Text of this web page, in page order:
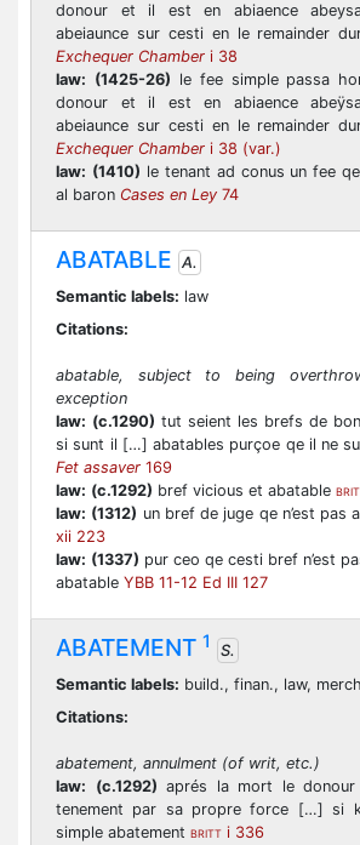
donour et il est en abiaence
abeiaunce sur cesti en le remainder
Exchequer Chamber i 38
law: (1425-26) le fee simple passa
donour et il est en abiaence
abeiaunce sur cesti en le remainder
Exchequer Chamber i 38 (var.)
law: (1410) le tenant ad conus un fee
al baron Cases en Ley 74
ABATABLE A.
Semantic labels: law
Citations:
abatable, subject to being
exception
law: (c.1290) tut seient les brefs de
si sunt il […] abatables purçoe qe il ne
Fet assaver 169
law: (c.1292) bref vicious et abatable
law: (1312) un bref de juge qe n’est pas
xii 223
law: (1337) pur ceo qe cesti bref n’est
abatable YBB 11-12 Ed III 127
ABATEMENT 1
S.
Semantic labels: build., finan., law,
Citations:
abatement, annulment (of writ, etc.)
law:
(c.1292) aprés la mort le
tenement par sa propre force […] si
simple abatement BRITT i 336